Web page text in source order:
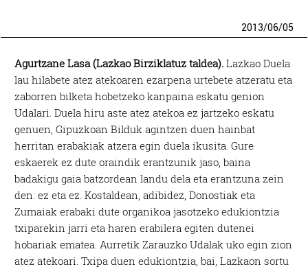
2013/06/05
Agurtzane Lasa (Lazkao Birziklatuz taldea). Lazkao Duela
lau hilabete atez atekoaren ezarpena urtebete atzeratu eta
zaborren bilketa hobetzeko kanpaina eskatu genion
Udalari. Duela hiru aste atez atekoa ez jartzeko eskatu
genuen, Gipuzkoan Bilduk agintzen duen hainbat
herritan erabakiak atzera egin duela ikusita. Gure
eskaerek ez dute oraindik erantzunik jaso, baina
badakigu gaia batzordean landu dela eta erantzuna zein
den: ez eta ez. Kostaldean, adibidez, Donostiak eta
Zumaiak erabaki dute organikoa jasotzeko edukiontzia
txiparekin jarri eta haren erabilera egiten dutenei
hobariak ematea. Aurretik Zarauzko Udalak uko egin zion
atez atekoari. Txipa duen edukiontzia, bai, Lazkaon sortu